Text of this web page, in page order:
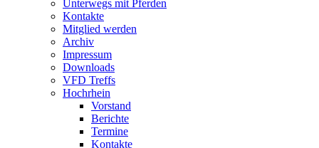
Unterwegs mit Pferden
Kontakte
Mitglied werden
Archiv
Impressum
Downloads
VFD Treffs
Hochrhein
Vorstand
Berichte
Termine
Kontakte